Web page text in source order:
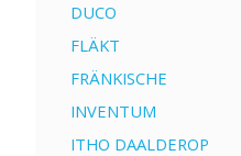
DUCO
FLÄKT
FRÄNKISCHE
INVENTUM
ITHO DAALDEROP